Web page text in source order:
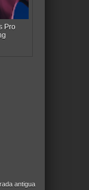
Pro
antigua